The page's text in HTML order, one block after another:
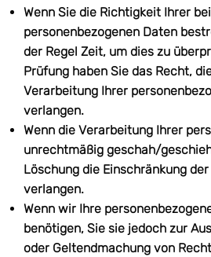
Wenn Sie die Richtigkeit Ihrer
personenbezogenen Daten
der Regel Zeit, um dies zu
Prüfung haben Sie das Recht,
Verarbeitung Ihrer
verlangen.
Wenn die Verarbeitung Ihrer
unrechtmäßig geschah/
Löschung die Einschränkung
verlangen.
Wenn wir Ihre
benötigen, Sie sie jedoch zur
oder Geltendmachung von